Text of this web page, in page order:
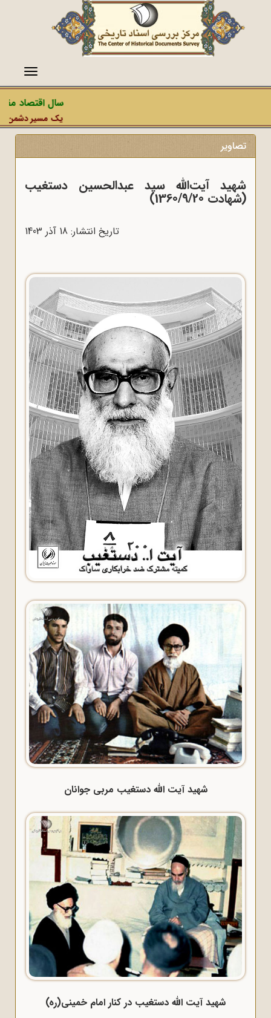
منو
سال اقتصاد
یک مسیر دشمن،
تصاویر
شهید آیت‌الله سید عبدالحسین دستغیب
(شهادت 1360/9/20)
تاریخ انتشار: 18 آذر 1403
شهید آیت الله دستغیب مربی جوانان
شهید آیت الله دستغیب در کنار امام خمینی(ره)